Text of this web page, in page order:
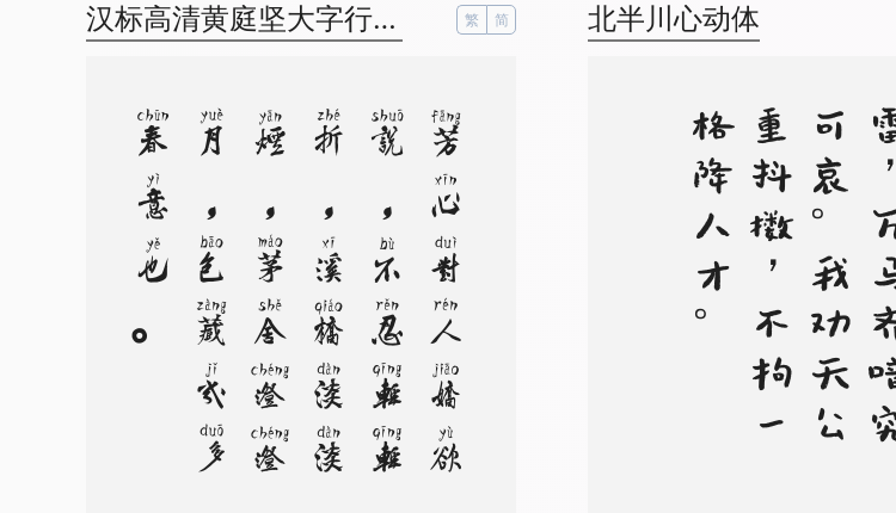
汉标高清黄庭坚大字行楷拼音 繁 简
芳
心
对
人
娇
欲
说
，
不
忍
轻
轻
折
，
溪
桥
淡
淡
烟
，
茅
舍
澄
澄
月
，
包
藏
几
多
春
意
也
。
北半川心动体
。